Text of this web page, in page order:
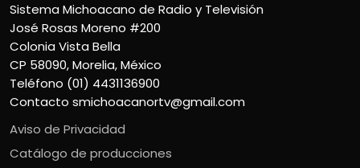
Sistema Michoacano de Radio y Televisión
José Rosas Moreno #200
Colonia Vista Bella
CP 58090, Morelia, México
Teléfono (01) 4431136900
Contacto smichoacanortv@gmail.com
Aviso de Privacidad
Catálogo de producciones